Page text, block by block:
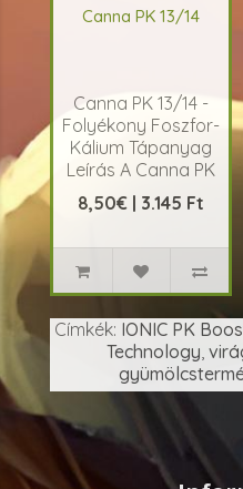
Canna PK 13/14
Canna PK 13/14 -
Folyékony Foszfor-
Kálium Tápanyag
Leírás A Canna PK
13/14 egy speciális
folyékony t&aacu..
8,50€ | 3.145 Ft
Címkék: IONIC PK
Technology,